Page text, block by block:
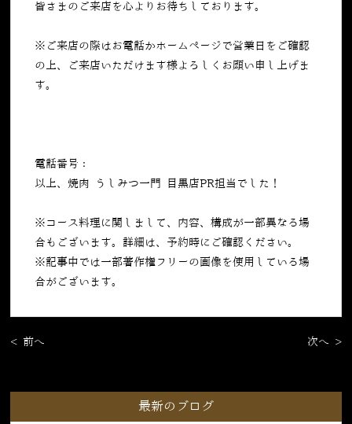
皆さまのご来店を心よりお待ちしております。
※ご来店の際はお電話かホームページで営業日をご確認
の上、ご来店いただけます様よろしくお願い申し上げま
す。
電話番号：
以上、焼肉 うしみつ一門 目黒店PR担当でした！
※コース料理に関しまして、内容、構成が一部異なる場
合もございます。詳細は、予約時にご確認ください。
※記事中では一部著作権フリーの画像を使用している場
合がございます。
< 前へ 次へ >
最新のブログ